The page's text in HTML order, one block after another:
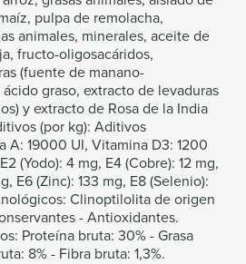
pulpa de remolacha,
animales, minerales, aceite de
fructo-oligosacáridos,
(fuente de manano-
graso, extracto de levaduras
y extracto de Rosa de la India
(por kg): Aditivos
A: 19000 UI, Vitamina D3: 1200
(Yodo): 4 mg, E4 (Cobre): 12 mg,
E6 (Zinc): 133 mg, E8 (Selenio):
Clinoptilolita de origen
- Antioxidantes.
Proteína bruta: 30% - Grasa
8% - Fibra bruta: 1,3%.